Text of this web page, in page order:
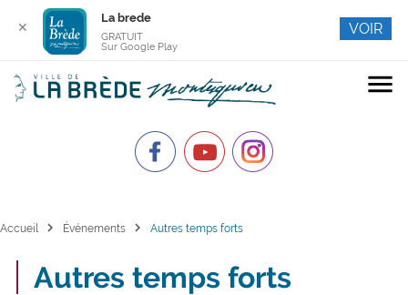
menu
Accueil chevron_right Événements chevron_right Autres temps forts
Autres temps forts
✕
La brede
GRATUIT
Sur Google Play
VOIR